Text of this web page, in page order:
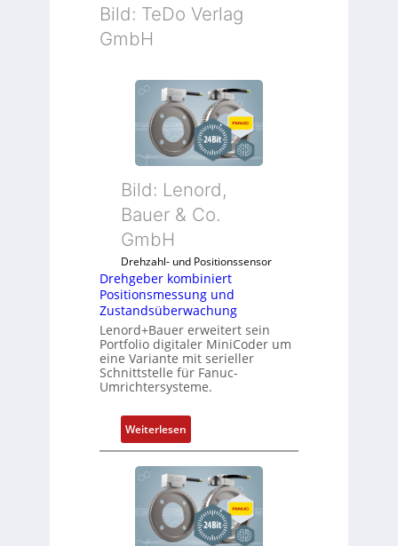
Bild: TeDo Verlag
GmbH
Bild: Lenord,
Bauer & Co.
GmbH
Drehzahl- und Positionssensor
Drehgeber kombiniert
Positionsmessung und
Zustandsüberwachung
Lenord+Bauer erweitert sein
Portfolio digitaler MiniCoder um
eine Variante mit serieller
Schnittstelle für Fanuc-
Umrichtersysteme.
Weiterlesen:
D
r
e
h
g
e